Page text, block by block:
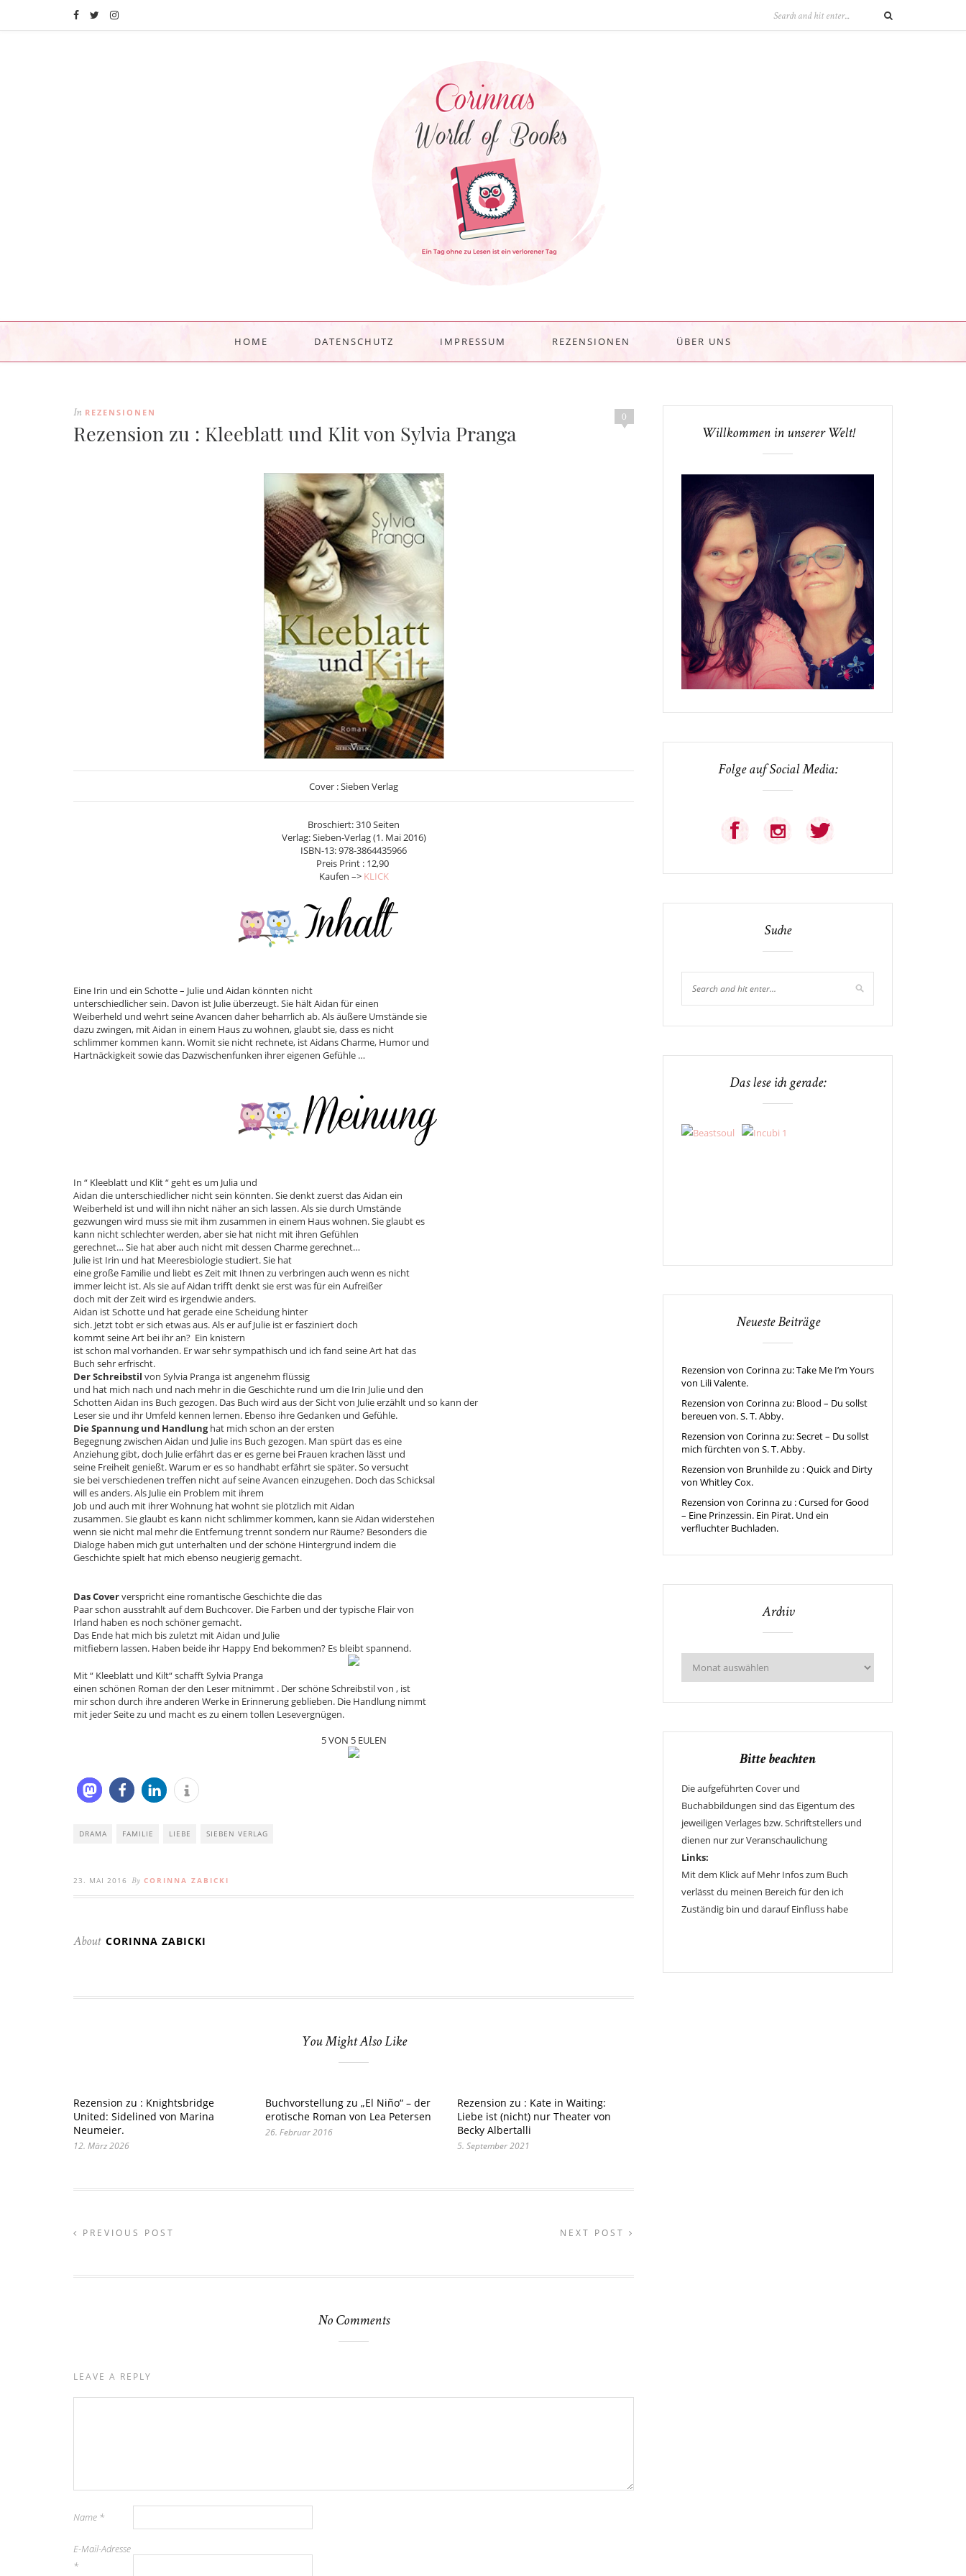
HOME DATENSCHUTZ IMPRESSUM REZENSIONEN ÜBER UNS
0
In REZENSIONEN
Rezension zu : Kleeblatt und Klit von Sylvia Pranga
Cover : Sieben Verlag
Broschiert: 310 Seiten
Verlag: Sieben-Verlag (1. Mai 2016)
ISBN-13: 978-3864435966
Preis Print : 12,90
Kaufen –> KLICK
Eine Irin und ein Schotte – Julie und Aidan könnten nicht
unterschiedlicher sein. Davon ist Julie überzeugt. Sie hält Aidan für einen
Weiberheld und wehrt seine Avancen daher beharrlich ab. Als äußere Umstände sie
dazu zwingen, mit Aidan in einem Haus zu wohnen, glaubt sie, dass es nicht
schlimmer kommen kann. Womit sie nicht rechnete, ist Aidans Charme, Humor und
Hartnäckigkeit sowie das Dazwischenfunken ihrer eigenen Gefühle …
In “ Kleeblatt und Klit “ geht es um Julia und
Aidan die unterschiedlicher nicht sein könnten. Sie denkt zuerst das Aidan ein
Weiberheld ist und will ihn nicht näher an sich lassen. Als sie durch Umstände
gezwungen wird muss sie mit ihm zusammen in einem Haus wohnen. Sie glaubt es
kann nicht schlechter werden, aber sie hat nicht mit ihren Gefühlen
gerechnet… Sie hat aber auch nicht mit dessen Charme gerechnet…
Julie ist Irin und hat Meeresbiologie studiert. Sie hat
eine große Familie und liebt es Zeit mit Ihnen zu verbringen auch wenn es nicht
immer leicht ist. Als sie auf Aidan trifft denkt sie erst was für ein Aufreißer
doch mit der Zeit wird es irgendwie anders.
Aidan ist Schotte und hat gerade eine Scheidung hinter
sich. Jetzt tobt er sich etwas aus. Als er auf Julie ist er fasziniert doch
kommt seine Art bei ihr an? Ein knistern
ist schon mal vorhanden. Er war sehr sympathisch und ich fand seine Art hat das
Buch sehr erfrischt.
Der Schreibstil von Sylvia Pranga ist angenehm flüssig
und hat mich nach und nach mehr in die Geschichte rund um die Irin Julie und den
Schotten Aidan ins Buch gezogen. Das Buch wird aus der Sicht von Julie erzählt und so kann der
Leser sie und ihr Umfeld kennen lernen. Ebenso ihre Gedanken und Gefühle.
Die Spannung und Handlunghat mich schon an der ersten
Begegnung zwischen Aidan und Julie ins Buch gezogen. Man spürt das es eine
Anziehung gibt, doch Julie erfährt das er es gerne bei Frauen krachen lässt und
seine Freiheit genießt. Warum er es so handhabt erfährt sie später. So versucht
sie bei verschiedenen treffen nicht auf seine Avancen einzugehen. Doch das Schicksal
will es anders. Als Julie ein Problem mit ihrem
Job und auch mit ihrer Wohnung hat wohnt sie plötzlich mit Aidan
zusammen. Sie glaubt es kann nicht schlimmer kommen, kann sie Aidan widerstehen
wenn sie nicht mal mehr die Entfernung trennt sondern nur Räume? Besonders die
Dialoge haben mich gut unterhalten und der schöne Hintergrund indem die
Geschichte spielt hat mich ebenso neugierig gemacht.
Das Coververspricht eine romantische Geschichte die das
Paar schon ausstrahlt auf dem Buchcover. Die Farben und der typische Flair von
Irland haben es noch schöner gemacht.
Das Ende hat mich bis zuletzt mit Aidan und Julie
mitfiebern lassen. Haben beide ihr Happy End bekommen? Es bleibt spannend.
Mit “ Kleeblatt und Kilt“ schafft Sylvia Pranga
einen schönen Roman der den Leser mitnimmt . Der schöne Schreibstil von , ist
mir schon durch ihre anderen Werke in Erinnerung geblieben. Die Handlung nimmt
mit jeder Seite zu und macht es zu einem tollen Lesevergnügen.
5 VON 5 EULEN
DRAMA FAMILIE LIEBE SIEBEN VERLAG
23. MAI 2016 By CORINNA ZABICKI
About CORINNA ZABICKI
You Might Also Like
Rezension zu : Knightsbridge
United: Sidelined von Marina
Neumeier.
12. März 2026
Buchvorstellung zu „El Niño“ – der
erotische Roman von Lea Petersen
26. Februar 2016
Rezension zu : Kate in Waiting:
Liebe ist (nicht) nur Theater von
Becky Albertalli
5. September 2021
PREVIOUS POST NEXT POST
No Comments
LEAVE A REPLY
Name *
E-Mail-Adresse
*
Willkommen in unserer Welt!
Folge auf Social Media:
Suche
Das lese ich gerade:
Neueste Beiträge
Rezension von Corinna zu: Take Me I’m Yours
von Lili Valente.
Rezension von Corinna zu: Blood – Du sollst
bereuen von. S. T. Abby.
Rezension von Corinna zu: Secret – Du sollst
mich fürchten von S. T. Abby.
Rezension von Brunhilde zu : Quick and Dirty
von Whitley Cox.
Rezension von Corinna zu : Cursed for Good
– Eine Prinzessin. Ein Pirat. Und ein
verfluchter Buchladen.
Archiv
Bitte beachten
Die aufgeführten Cover und
Buchabbildungen sind das Eigentum des
jeweiligen Verlages bzw. Schriftstellers und
dienen nur zur Veranschaulichung
Links:
Mit dem Klick auf Mehr Infos zum Buch
verlässt du meinen Bereich für den ich
Zuständig bin und darauf Einfluss habe